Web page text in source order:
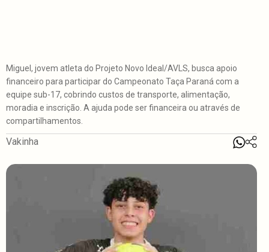
Miguel, jovem atleta do Projeto Novo Ideal/AVLS, busca apoio
financeiro para participar do Campeonato Taça Paraná com a
equipe sub-17, cobrindo custos de transporte, alimentação,
moradia e inscrição. A ajuda pode ser financeira ou através de
compartilhamentos.
Vakinha